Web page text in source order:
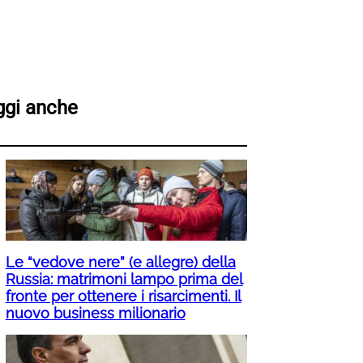
anche
Le “vedove nere” (e allegre) della
Russia: matrimoni lampo prima del
fronte per ottenere i risarcimenti. Il
nuovo business milionario